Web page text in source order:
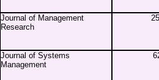
Journal of Management
Research
Journal of Systems
Management